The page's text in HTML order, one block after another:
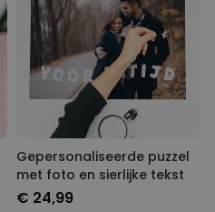
Gepersonaliseerde puzzel
met foto en sierlijke tekst
€ 24,99